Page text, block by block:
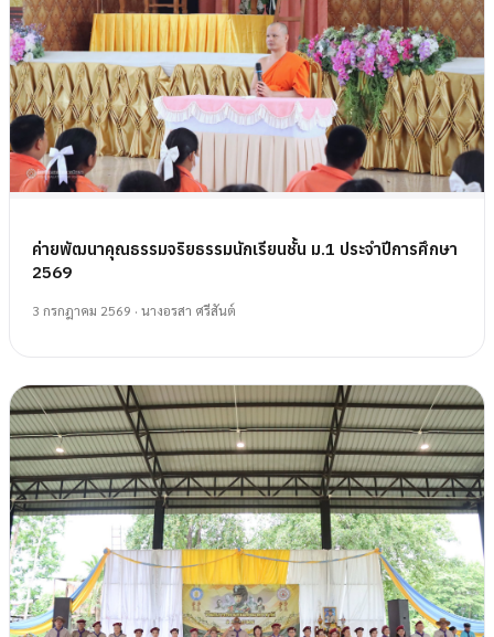
ค่ายพัฒนาคุณธรรมจริยธรรมนักเรียนชั้น ม.1 ประจำปีการศึกษา
2569
3 กรกฎาคม 2569 · นางอรสา ศรีสันต์